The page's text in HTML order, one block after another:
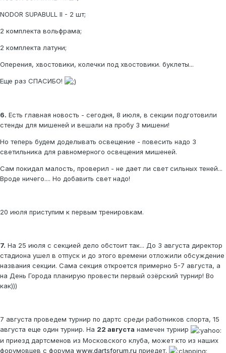
NODOR SUPABULL II - 2 шт;
2 комплекта вольфрама;
2 комплекта латуни;
Оперения, хвостовики, колечки под хвостовики. буклеты...
Еще раз СПАСИБО!
6. Есть главная новость - сегодня, 8 июля, в секции подготовили
стенды для мишеней и вешали на пробу 3 мишени!
Но теперь будем доделывать освещение - повесить надо 3
светильника для равномерного освещения мишеней.
Сам покидал малость, проверил - не дает ли свет сильных теней...
Вроде ничего.... Но добавить свет надо!
20 июля приступим к первым тренировкам.
7. На 25 июля с секцией дело обстоит так... До 3 августа директор
стадиона ушел в отпуск и до этого времени отложили обсуждение
названия секции. Сама секция откроется примерно 5-7 августа, а
на День Города планирую провести первый озёрский турнир! Во
как)))
7 августа проведем турнир по дартс среди работников спорта, 15
августа еще один турнир. На 22 августа намечен турнир
и приезд дартсменов из Московского клуба, может кто из наших
форумовцев с форума www.dartsforum.ru приедет.